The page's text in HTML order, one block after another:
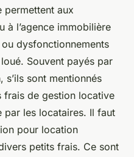
permettent aux
à l’agence immobilière
dysfonctionnements
Souvent payés par
sont mentionnés
frais de gestion locative
par les locataires. Il faut
pour location
petits frais. Ce sont